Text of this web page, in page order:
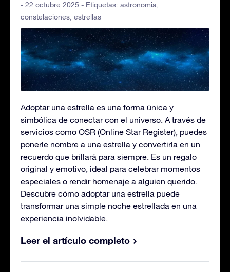
- 22 octubre 2025 - Etiquetas: astronomia,
constelaciones, estrellas
Adoptar una estrella es una forma única y
simbólica de conectar con el universo. A través de
servicios como OSR (Online Star Register), puedes
ponerle nombre a una estrella y convertirla en un
recuerdo que brillará para siempre. Es un regalo
original y emotivo, ideal para celebrar momentos
especiales o rendir homenaje a alguien querido.
Descubre cómo adoptar una estrella puede
transformar una simple noche estrellada en una
experiencia inolvidable.
Leer el artículo completo